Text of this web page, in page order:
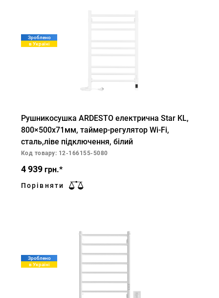
Зроблено
в Україні
Рушникосушка ARDESTO електрична Star KL,
800×500х71мм, таймер-регулятор Wi-Fi,
сталь,ліве підключення, білий
Код товару: 12-166155-5080
4 939 грн.*
Порівняти
Зроблено
в Україні